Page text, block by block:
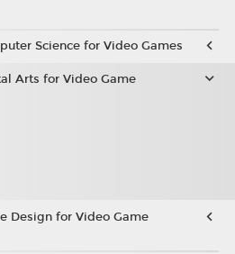
Science for Video Games
Arts for Video Game
Design for Video Game